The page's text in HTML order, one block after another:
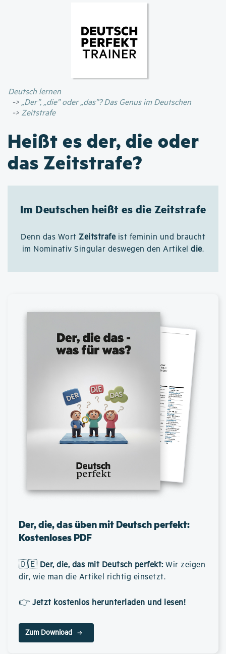
Inhalt
Deutsch lernen
„Der”, „die” oder „das”? Das Genus im Deutschen
Zeitstrafe
Heißt es der, die oder
das Zeitstrafe?
Im Deutschen heißt es die Zeitstrafe
Denn das Wort Zeitstrafeist feminin und braucht
im Nominativ Singular deswegen den Artikeldie.
Der, die, das üben mit Deutsch perfekt:
Kostenloses PDF
🇩🇪 Der, die, das mit Deutsch perfekt: Wir zeigen
dir, wie man die Artikel richtig einsetzt.
👉 Jetzt kostenlos herunterladen und lesen!
Zum Download